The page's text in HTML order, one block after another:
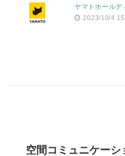
ヤマトホールデ
2023/10/4
空間コミュニケー